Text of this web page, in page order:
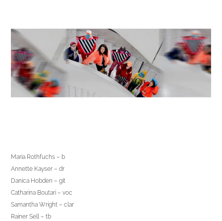
Maria Rothfuchs – b
Annette Kayser – dr
Danica Hobden – git
Catharina Boutari – voc
Samantha Wright – clar
Rainer Sell – tb